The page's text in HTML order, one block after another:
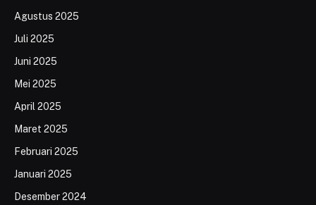
Agustus 2025
Juli 2025
Juni 2025
Mei 2025
April 2025
Maret 2025
Februari 2025
Januari 2025
Desember 2024